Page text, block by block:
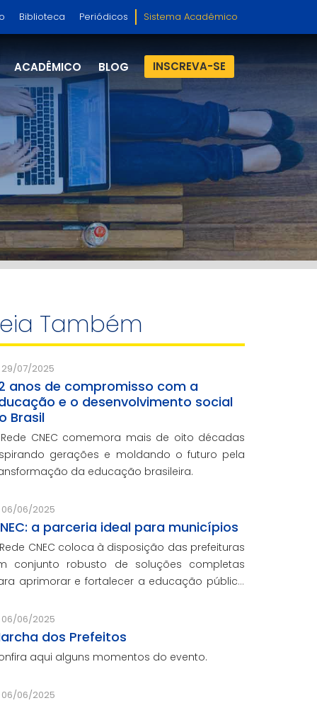
Biblioteca Periódicos Sistema Acadêmico
ACADÊMICO BLOG INSCREVA-SE
Também
29/07/2025
anos de compromisso com a
e o desenvolvimento social
Brasil
CNEC comemora mais de oito décadas
gerações e moldando o futuro pela
da educação brasileira.
06/06/2025
a parceria ideal para municípios
CNEC coloca à disposição das prefeituras
conjunto robusto de soluções completas
aprimorar e fortalecer a educação pública
para os municípios que não
da Marcha dos Prefeitos
06/06/2025
dos Prefeitos
aqui alguns momentos do evento.
06/06/2025